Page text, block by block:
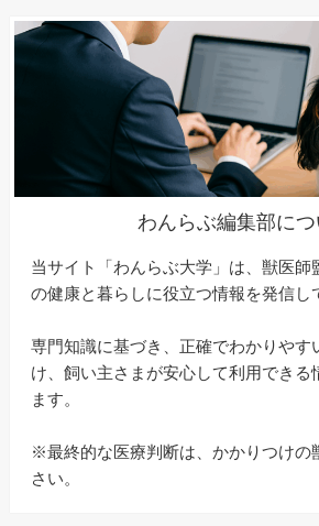
わんらぶ編集部につ
当サイト「わんらぶ大学」は、獣医師
の健康と暮らしに役立つ情報を発信し
専門知識に基づき、正確でわかりやす
け、飼い主さまが安心して利用できる
ます。
※最終的な医療判断は、かかりつけの
さい。